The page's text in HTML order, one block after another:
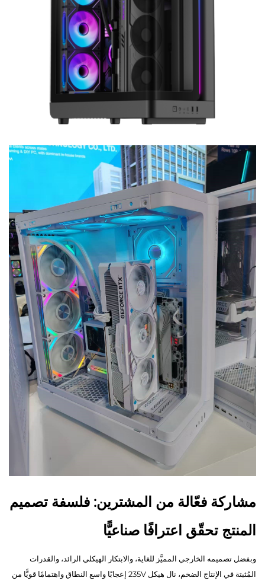
مشاركة فعّالة من المشترين: فلسفة تصميم
المنتج تحقّق اعترافًا صناعيًّا
وبفضل تصميمه الخارجي المميَّز للغاية، والابتكار الهيكلي الرائد، والقدرات
المُثبتة في الإنتاج الضخم، نال هيكل 235V إعجابًا واسع النطاق واهتمامًا قويًّا من